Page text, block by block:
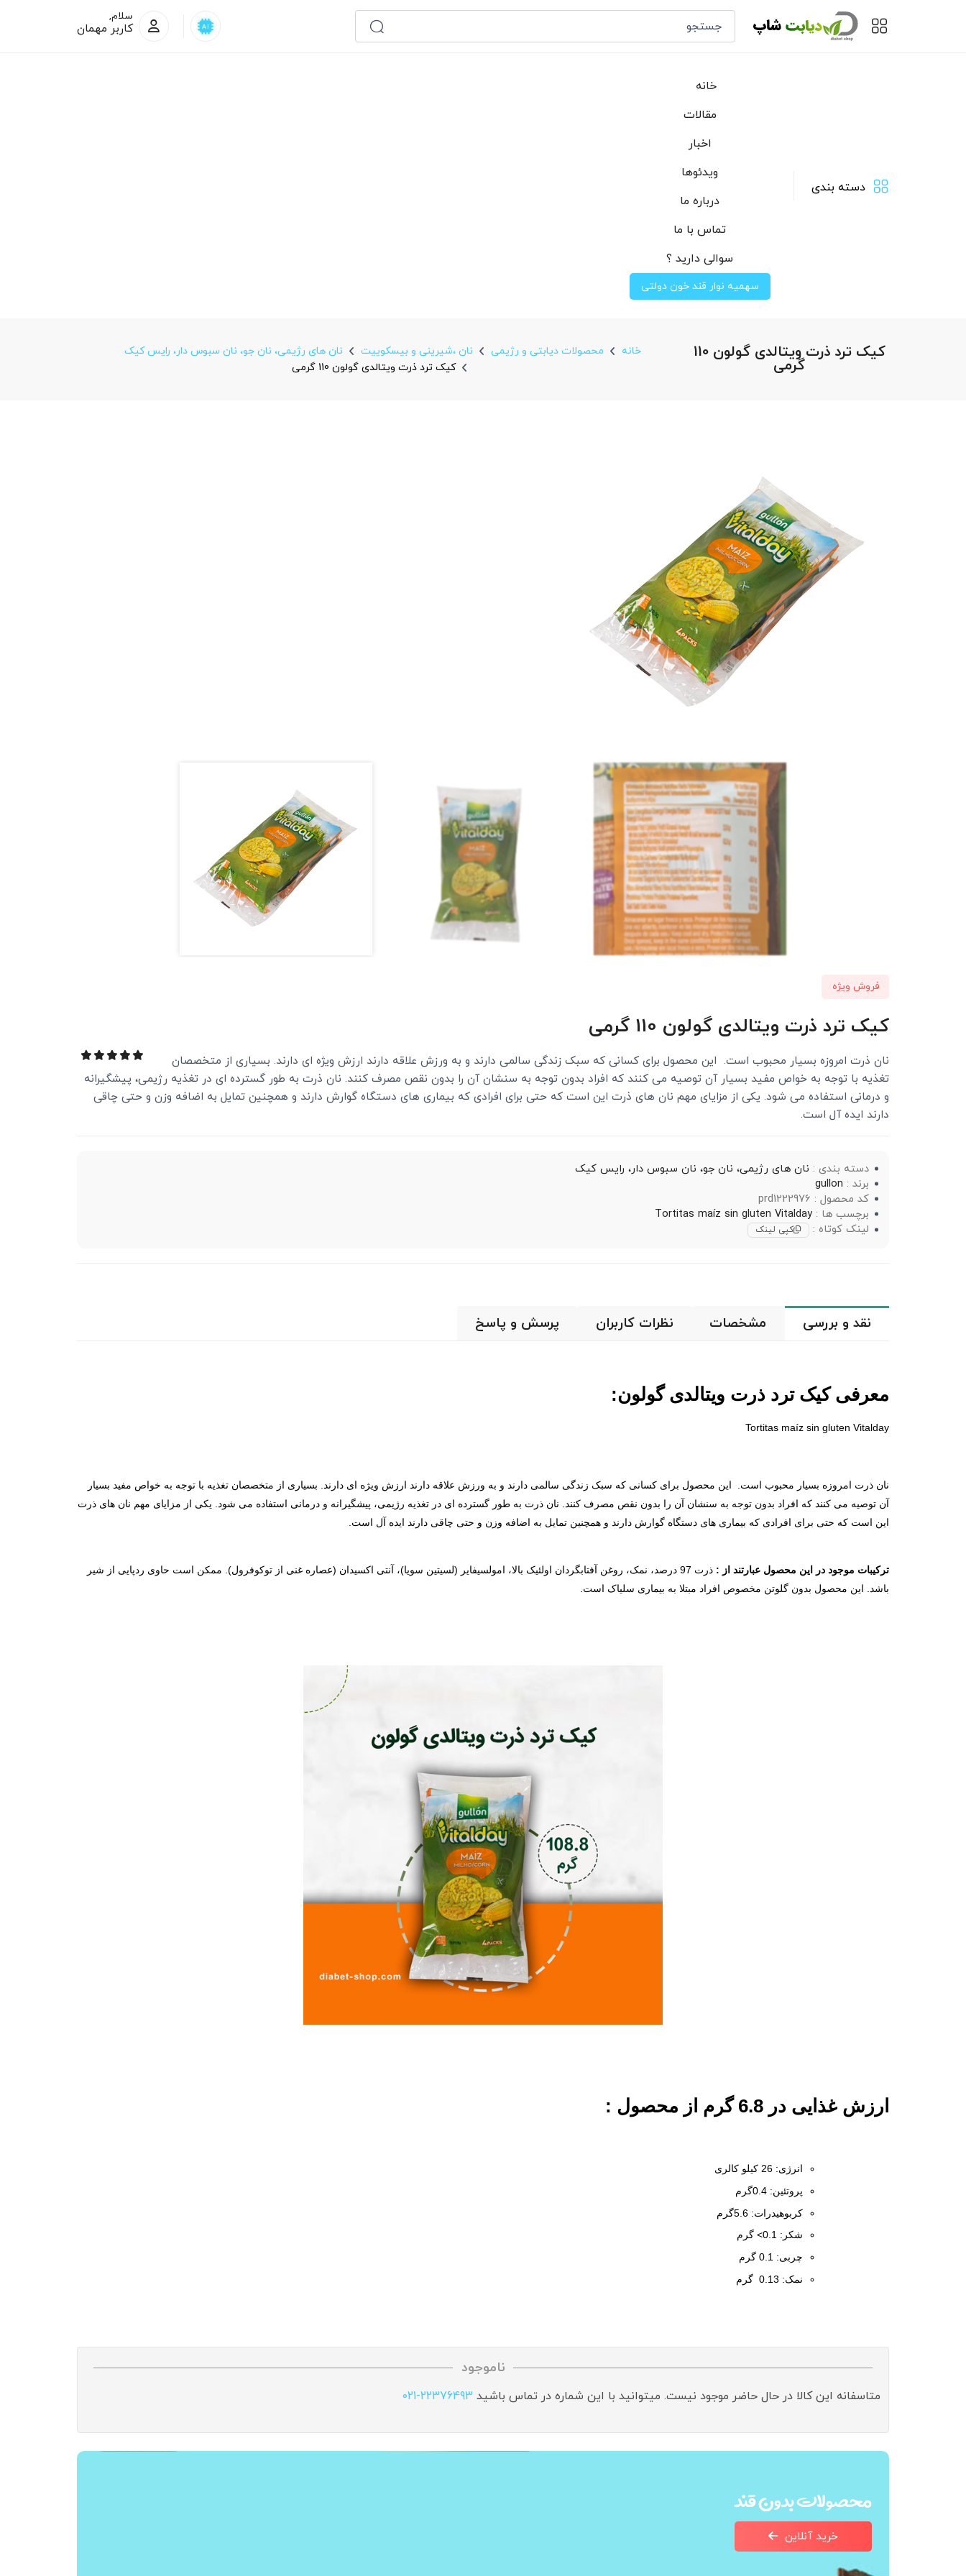
سلام,
کاربر مهمان
دسته بندی
خانه
مقالات
اخبار
ویدئوها
درباره ما
تماس با ما
سوالی دارید ؟
سهمیه نوار قند خون دولتی
کیک ترد ذرت ویتالدی گولون 110
گرمی
خانه محصولات دیابتی و رژیمی نان ،شیرینی و بیسکويیت
نان های رژیمی، نان جو، نان سبوس دار، رایس کیک
کیک ترد ذرت ویتالدی گولون 110 گرمی
فروش ویژه
کیک ترد ذرت ویتالدی گولون 110 گرمی
نان ذرت امروزه بسیار محبوب است. این محصول برای کسانی که سبک زندگی سالمی دارند و به ورزش علاقه دارند ارزش ویژه ای دارند. بسیاری از متخصصان
تغذیه با توجه به خواص مفید بسیار آن توصیه می کنند که افراد بدون توجه به سنشان آن را بدون نقص مصرف کنند. نان ذرت به طور گسترده ای در تغذیه رژیمی، پیشگیرانه
و درمانی استفاده می شود. یکی از مزایای مهم نان های ذرت این است که حتی برای افرادی که بیماری های دستگاه گوارش دارند و همچنین تمایل به اضافه وزن و حتی چاقی
دارند ایده آل است.
دسته بندی : نان های رژیمی، نان جو، نان سبوس دار، رایس کیک
برند : gullon
کد محصول : prd1222976
برچسب ها : Tortitas maíz sin gluten Vitalday
لینک کوتاه :
کپی لینک
نقد و بررسی مشخصات نظرات کاربران پرسش و پاسخ
معرفی کیک ترد ذرت ویتالدی گولون:
Tortitas maíz sin gluten Vitalday
نان ذرت امروزه بسیار محبوب است. این محصول برای کسانی که سبک زندگی سالمی دارند و به ورزش علاقه دارند ارزش ویژه ای دارند. بسیاری از متخصصان تغذیه با توجه به خواص مفید بسیار
آن توصیه می کنند که افراد بدون توجه به سنشان آن را بدون نقص مصرف کنند. نان ذرت به طور گسترده ای در تغذیه رژیمی، پیشگیرانه و درمانی استفاده می شود. یکی از مزایای مهم نان های ذرت
این است که حتی برای افرادی که بیماری های دستگاه گوارش دارند و همچنین تمایل به اضافه وزن و حتی چاقی دارند ایده آل است.
ترکیبات موجود در این محصول عبارتند از :
ذرت 97 درصد، نمک، روغن آفتابگردان اولئیک بالا، امولسیفایر (لسیتین سویا)، آنتی اکسیدان (عصاره غنی از توکوفرول). ممکن است حاوی ردپایی از شیر
باشد. این محصول بدون گلوتن مخصوص افراد مبتلا به بیماری سلیاک است.
ارزش غذایی در 6.8 گرم از محصول :
انرژی: 26 کیلو کالری
پروتئین: 0.4گرم
کربوهیدرات: 5.6گرم
شکر: 0.1> گرم
چربی: 0.1 گرم
نمک: 0.13 گرم
ناموجود
متاسفانه این کالا در حال حاضر موجود نیست. میتوانید با این شماره در تماس باشید 021-22376493
محصولات بدون قند
خرید آنلاین